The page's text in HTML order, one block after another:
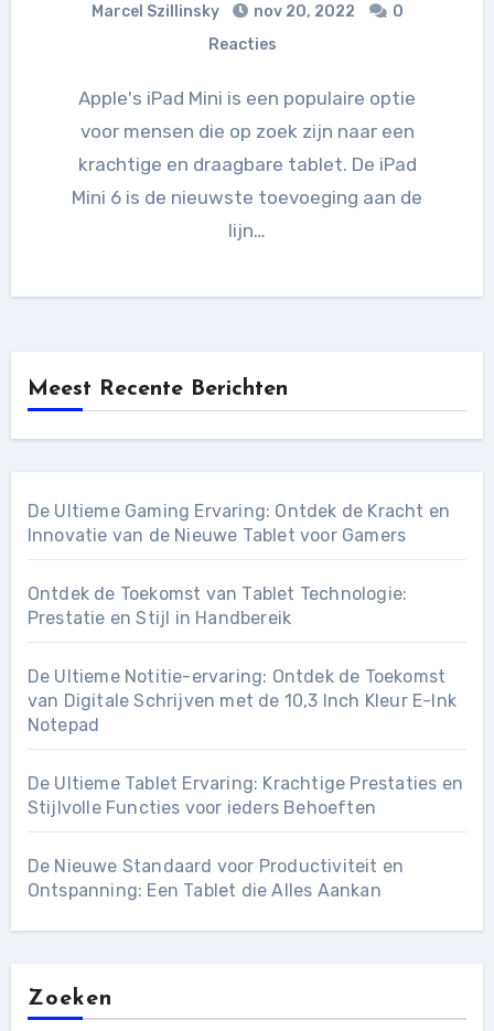
Marcel Szillinsky nov 20, 2022
0
Reacties
Apple's iPad Mini is een populaire optie
voor mensen die op zoek zijn naar een
krachtige en draagbare tablet. De iPad
Mini 6 is de nieuwste toevoeging aan de
lijn…
Meest Recente Berichten
De Ultieme Gaming Ervaring: Ontdek de Kracht en
Innovatie van de Nieuwe Tablet voor Gamers
Ontdek de Toekomst van Tablet Technologie:
Prestatie en Stijl in Handbereik
De Ultieme Notitie-ervaring: Ontdek de Toekomst
van Digitale Schrijven met de 10,3 Inch Kleur E-Ink
Notepad
De Ultieme Tablet Ervaring: Krachtige Prestaties en
Stijlvolle Functies voor ieders Behoeften
De Nieuwe Standaard voor Productiviteit en
Ontspanning: Een Tablet die Alles Aankan
Zoeken